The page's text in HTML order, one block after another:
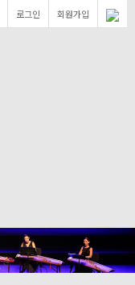
회원가입
로그인